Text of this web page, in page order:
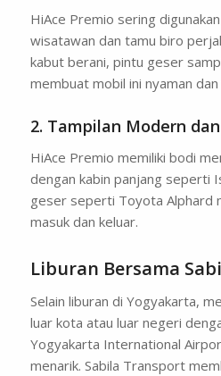
HiAce Premio sering
wisatawan dan tamu biro
kabut berani, pintu geser
membuat mobil ini nyaman dan
2. Tampilan Modern
HiAce Premio memiliki bodi
dengan kabin panjang seperti
geser seperti Toyota Alphard
masuk dan keluar.
Liburan Bersama
Selain liburan di Yogyakarta,
luar kota atau luar negeri
Yogyakarta International
menarik. Sabila Transport